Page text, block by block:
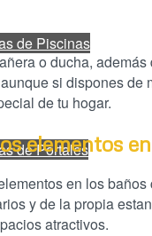
de Piscinas
de Portales
o ducha,
si dispones
de tu hogar.
elementos
en los
y de la propia
atractivos.